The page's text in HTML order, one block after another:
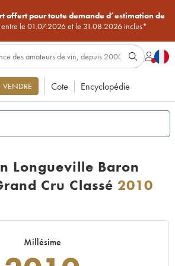
offert pour toute demande d’estimation de
entre le 01.07.2026 et le 31.08.2026 inclus*
VENDRE Cote Encyclopédie
Longueville Baron
Cru Classé 2010
Millésime